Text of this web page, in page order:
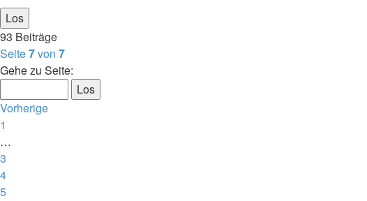
93 Beiträge
Seite7von 7
Gehe zu Seite:
Vorherige
1
…
3
4
5